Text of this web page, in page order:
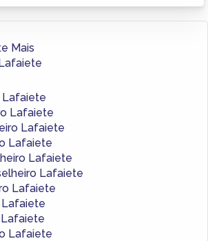
Mais
Lafaiete
Lafaiete
Lafaiete
Lafaiete
Lafaiete
Lafaiete
Lafaiete
Lafaiete
Lafaiete